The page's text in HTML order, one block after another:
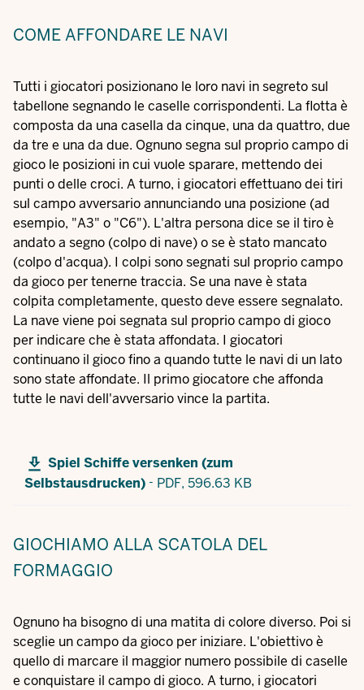
COME AFFONDARE LE NAVI
Tutti i giocatori posizionano le loro navi in segreto sul
tabellone segnando le caselle corrispondenti. La flotta è
composta da una casella da cinque, una da quattro, due
da tre e una da due. Ognuno segna sul proprio campo di
gioco le posizioni in cui vuole sparare, mettendo dei
punti o delle croci. A turno, i giocatori effettuano dei tiri
sul campo avversario annunciando una posizione (ad
esempio, "A3" o "C6"). L'altra persona dice se il tiro è
andato a segno (colpo di nave) o se è stato mancato
(colpo d'acqua). I colpi sono segnati sul proprio campo
da gioco per tenerne traccia. Se una nave è stata
colpita completamente, questo deve essere segnalato.
La nave viene poi segnata sul proprio campo di gioco
per indicare che è stata affondata. I giocatori
continuano il gioco fino a quando tutte le navi di un lato
sono state affondate. Il primo giocatore che affonda
tutte le navi dell'avversario vince la partita.
Spiel Schiffe versenken (zum
Selbstausdrucken) - PDF, 596.63 KB
GIOCHIAMO ALLA SCATOLA DEL
FORMAGGIO
Ognuno ha bisogno di una matita di colore diverso. Poi si
sceglie un campo da gioco per iniziare. L'obiettivo è
quello di marcare il maggior numero possibile di caselle
e conquistare il campo di gioco. A turno, i giocatori